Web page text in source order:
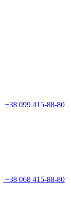
+38 099 415-88-80
+38 068 415-88-80